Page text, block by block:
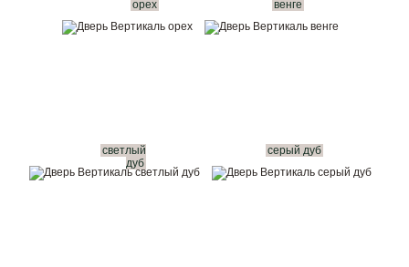
орех венге
светлый
дуб
серый дуб